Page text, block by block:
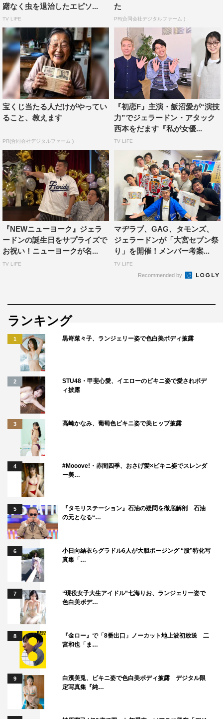
躇なく虫を退治したエピソ...
TV LIFE
た
PR(合同会社デジタルファーム )
宝くじ当たる人だけがやってい
ること、教えます
PR(合同会社デジタルファーム )
『初恋F』主演・飯沼愛が“演技
力”でジェラードン・アタック
西本をだます『私が女優...
TV LIFE
『NEWニューヨーク』ジェラ
ードンの誕生日をサプライズで
お祝い！ニューヨークが名...
TV LIFE
マヂラブ、GAG、タモンズ、
ジェラードンが「大宮セブン祭
り」を開催！メンバー考案...
TV LIFE
Recommended by
ランキング
1 黒嵜菜々子、ランジェリー姿で色白美ボディ披露
2
STU48・甲斐心愛、イエローのビキニ姿で愛されボデ
ィ披露
3 高崎かなみ、葡萄色ビキニ姿で美ヒップ披露
4
#Mooove!・赤間四季、おさげ髪×ビキニ姿でスレンダ
ー美…
5
『タモリステーション』石油の疑問を徹底解剖 石油
の元となる“…
6
小日向結衣らグラドル6人が大胆ポージング “股”特化写
真集「…
7
“現役女子大生アイドル”七海りお、ランジェリー姿で
色白美ボデ…
8
『金ロー』で「8番出口」ノーカット地上波初放送 二
宮和也「ま…
9
白濱美兎、ビキニ姿で色白美ボディ披露 デジタル限
定写真集『純…